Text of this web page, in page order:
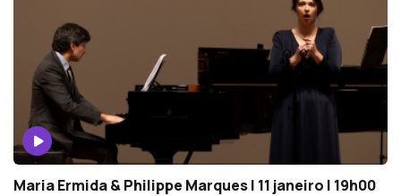
Maria Ermida & Philippe Marques | 11 janeiro | 19h00